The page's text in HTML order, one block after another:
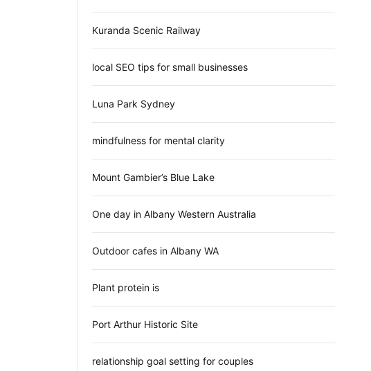
Kuranda Scenic Railway
local SEO tips for small businesses
Luna Park Sydney
mindfulness for mental clarity
Mount Gambier’s Blue Lake
One day in Albany Western Australia
Outdoor cafes in Albany WA
Plant protein is
Port Arthur Historic Site
relationship goal setting for couples